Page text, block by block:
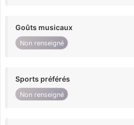
Goûts musicaux
Non renseigné
Sports préférés
Non renseigné